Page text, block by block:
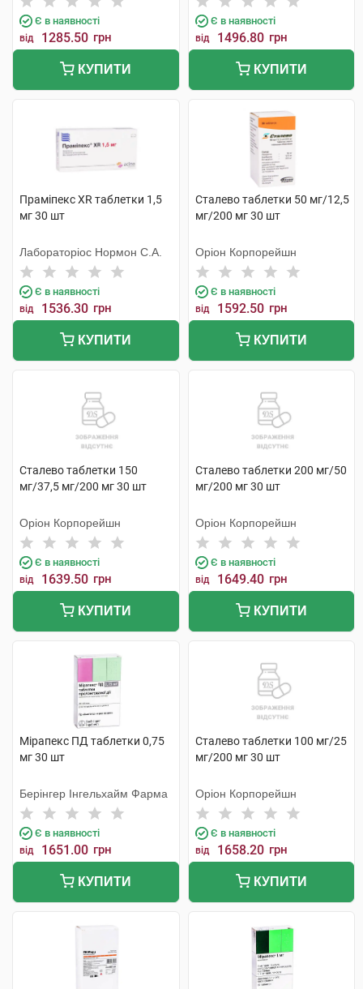
Є в наявності
від 1285.50 грн
КУПИТИ
Є в наявності
від 1496.80 грн
КУПИТИ
Праміпекс XR таблетки 1,5
мг 30 шт
Лабораторіос Нормон С.А.
Є в наявності
від 1536.30 грн
КУПИТИ
Сталево таблетки 50 мг/12,5
мг/200 мг 30 шт
Оріон Корпорейшн
Є в наявності
від 1592.50 грн
КУПИТИ
Сталево таблетки 150
мг/37,5 мг/200 мг 30 шт
Оріон Корпорейшн
Є в наявності
від 1639.50 грн
КУПИТИ
Сталево таблетки 200 мг/50
мг/200 мг 30 шт
Оріон Корпорейшн
Є в наявності
від 1649.40 грн
КУПИТИ
Мірапекс ПД таблетки 0,75
мг 30 шт
Берінгер Інгельхайм Фарма
Є в наявності
від 1651.00 грн
КУПИТИ
Сталево таблетки 100 мг/25
мг/200 мг 30 шт
Оріон Корпорейшн
Є в наявності
від 1658.20 грн
КУПИТИ